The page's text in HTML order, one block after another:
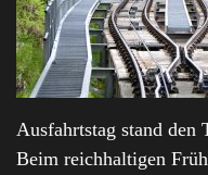
Ausfahrtstag stand den
Beim reichhaltigen